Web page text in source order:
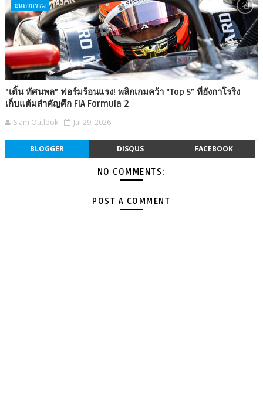
ยนตรกรรม
"เติ้น ทัศนพล" ฟอร์มร้อนแรง! พลิกเกมคว้า “Top 5” ที่ฮังกาโรริง
เก็บแต้มสำคัญศึก FIA Formula 2
Siam Outlook Jul 29, 2026
BLOGGER DISQUS FACEBOOK
NO COMMENTS:
POST A COMMENT